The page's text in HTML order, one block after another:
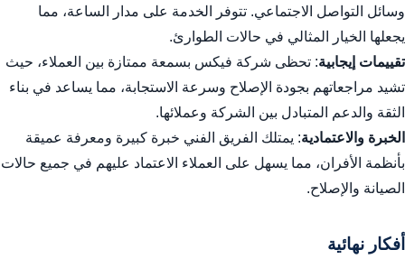
وسائل التواصل الاجتماعي. تتوفر الخدمة على مدار الساعة، مما
يجعلها الخيار المثالي في حالات الطوارئ.
تقييمات إيجابية: تحظى شركة فيكس بسمعة ممتازة بين العملاء، حيث
تشيد مراجعاتهم بجودة الإصلاح وسرعة الاستجابة، مما يساعد في بناء
الثقة والدعم المتبادل بين الشركة وعملائها.
الخبرة والاعتمادية: يمتلك الفريق الفني خبرة كبيرة ومعرفة عميقة
بأنظمة الأفران، مما يسهل على العملاء الاعتماد عليهم في جميع حالات
الصيانة والإصلاح.
أفكار نهائية